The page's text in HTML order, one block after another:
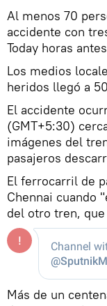
Al menos 70
accidente con
Today horas
Los medios
heridos llegó a
El accidente
(GMT+5:30)
imágenes del
pasajeros
El ferrocarril de
Chennai cuando
del otro tren,
Más de un